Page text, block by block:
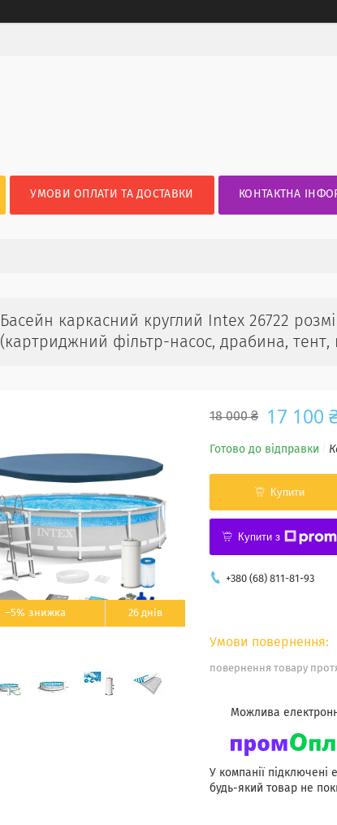
УМОВИ ОПЛАТИ ТА ДОСТАВКИ КОНТАКТНА
Басейн каркасний круглий Intex 26722
(картриджний фільтр-насос, драбина, тент,
–5% 26 днів
18 000 ₴ 17 100
Готово до відправки
Купити
Купити з
+380 (68) 811-81-93
повернення товару
У компанії підключені
будь-який товар не